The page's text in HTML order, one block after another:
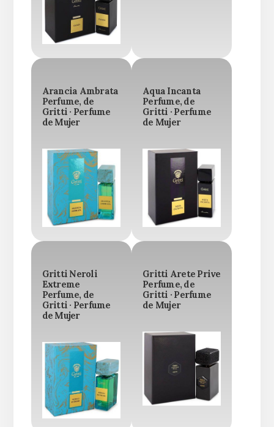
Arancia Ambrata
Perfume, de
Gritti · Perfume
de Mujer
Aqua Incanta
Perfume, de
Gritti · Perfume
de Mujer
Gritti Neroli
Extreme
Perfume, de
Gritti · Perfume
de Mujer
Gritti Arete Prive
Perfume, de
Gritti · Perfume
de Mujer